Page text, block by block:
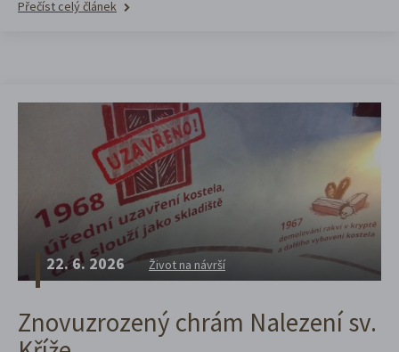
Přečíst celý článek
22. 6. 2026 Život na návrší
Znovuzrozený chrám Nalezení sv.